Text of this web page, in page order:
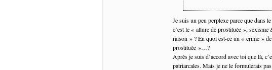
Je suis un peu perplexe parce que dans
c’est le « allure de prostituée »,
raison » ? En quoi est-ce un « crime »
prostituée »…?
Après je suis d’accord avec toi que là,
patriarcales. Mais je ne le formulerais